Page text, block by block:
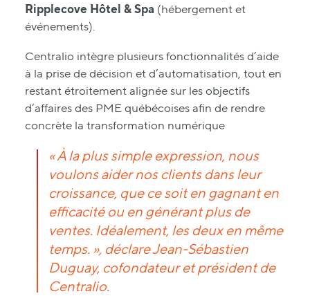
Ripplecove Hôtel & Spa (hébergement et
événements).
Centralio intègre plusieurs fonctionnalités d’aide
à la prise de décision et d’automatisation, tout en
restant étroitement alignée sur les objectifs
d’affaires des PME québécoises afin de rendre
concrète la transformation numérique
« À la plus simple expression, nous
voulons aider nos clients dans leur
croissance, que ce soit en gagnant en
efficacité ou en générant plus de
ventes. Idéalement, les deux en même
temps. », déclare Jean-Sébastien
Duguay, cofondateur et président de
Centralio.